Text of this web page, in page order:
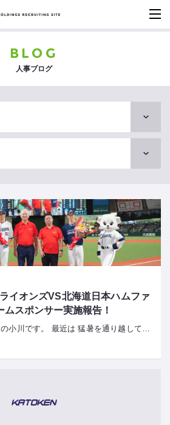
BLOG
人事ブログ
イオンズVS北海道日本ハムファ
ムスポンサー実施報告！
小川です。 最近は 猛暑を通り越して…